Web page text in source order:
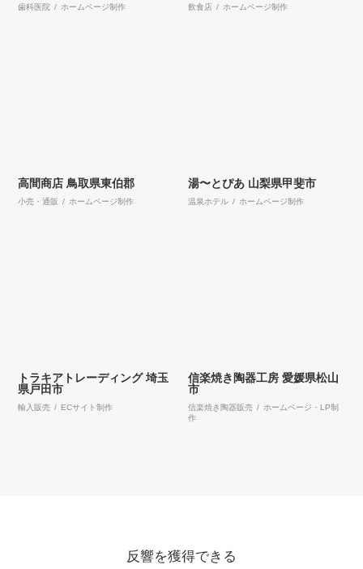
歯科医院 / ホームページ制作 飲食店 / ホームページ制作
高間商店鳥取県東伯郡
小売・通販 / ホームページ制作
湯〜とぴあ 山梨県甲斐市
温泉ホテル / ホームページ制作
トラキアトレーディング埼玉
県戸田市
輸入販売 / ECサイト制作
信楽焼き陶器工房愛媛県松山
市
信楽焼き陶器販売 / ホームページ・LP制
作
反響を獲得できる